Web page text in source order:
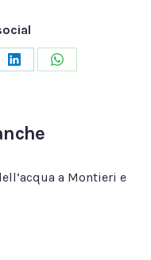
CondividiCondividi
a Montieri e